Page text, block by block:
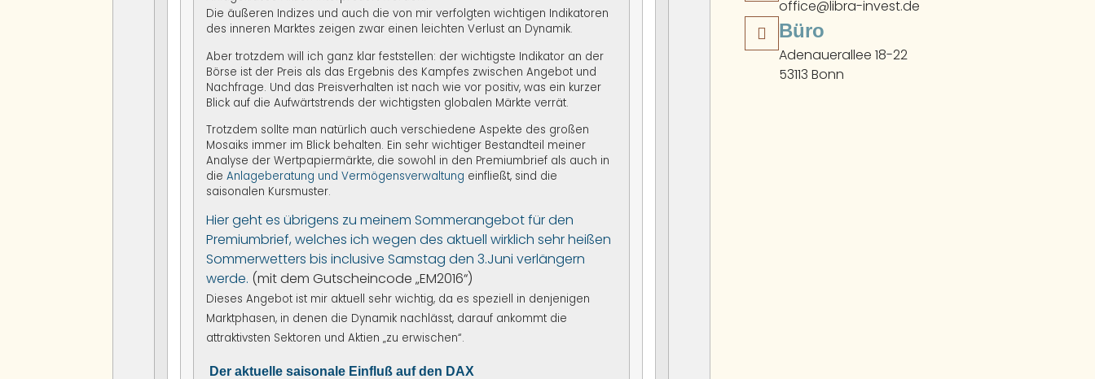
Die äußeren Indizes und auch die von mir verfolgten wichtigen Indikatoren
des inneren Marktes zeigen zwar einen leichten Verlust an Dynamik.
Aber trotzdem will ich ganz klar feststellen: der wichtigste Indikator an der
Börse ist der Preis als das Ergebnis des Kampfes zwischen Angebot und
Nachfrage. Und das Preisverhalten ist nach wie vor positiv, was ein kurzer
Blick auf die Aufwärtstrends der wichtigsten globalen Märkte verrät.
Trotzdem sollte man natürlich auch verschiedene Aspekte des großen
Mosaiks immer im Blick behalten. Ein sehr wichtiger Bestandteil meiner
Analyse der Wertpapiermärkte, die sowohl in den Premiumbrief als auch in
die Anlageberatung und Vermögensverwaltung einfließt, sind die
saisonalen Kursmuster.
Hier geht es übrigens zu meinem Sommerangebot für den
Premiumbrief, welches ich wegen des aktuell wirklich sehr heißen
Sommerwetters bis inclusive Samstag den 3.Juni verlängern
werde. (mit dem Gutscheincode „EM2016“)
Dieses Angebot ist mir aktuell sehr wichtig, da es speziell in denjenigen
Marktphasen, in denen die Dynamik nachlässt, darauf ankommt die
attraktivsten Sektoren und Aktien „zu erwischen“.
Der aktuelle saisonale Einfluß auf den DAX
office@libra-invest.de
Büro
Adenauerallee 18-22
53113 Bonn